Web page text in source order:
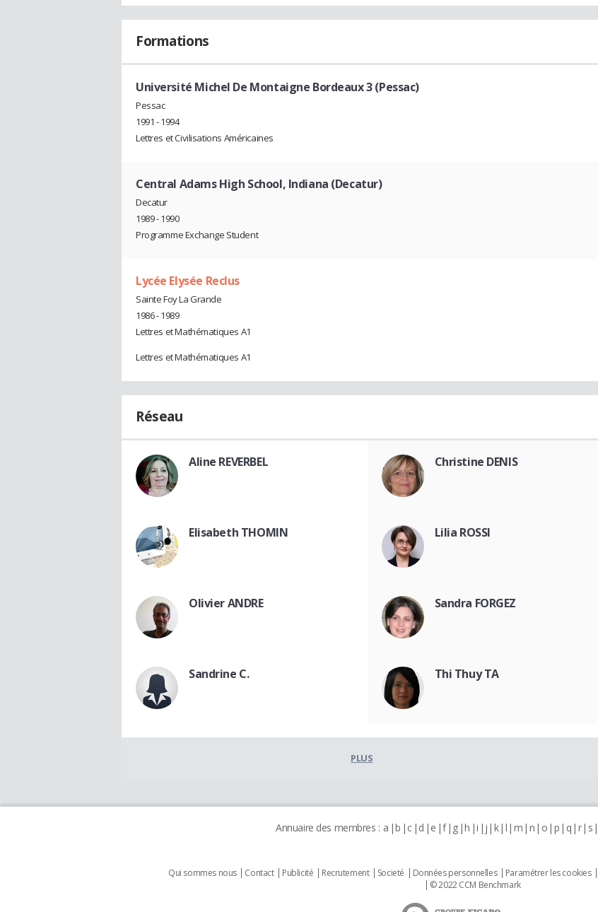
Formations
Université Michel De Montaigne Bordeaux 3 (Pessac)
Pessac
1991 - 1994
Lettres et Civilisations Américaines
Central Adams High School, Indiana (Decatur)
Decatur
1989 - 1990
Programme Exchange Student
Lycée Elysée Reclus
Sainte Foy La Grande
1986 - 1989
Lettres et Mathématiques A1
Lettres et Mathématiques A1
Réseau
Aline REVERBEL Christine DENIS
Elisabeth THOMIN Lilia ROSSI
Olivier ANDRE Sandra FORGEZ
Sandrine C. Thi Thuy TA
PLUS
Annuaire des membres : a b c d e f g h i j k l m n o p q r s
Qui sommes nous Contact Publicité Recrutement Societé Données personnelles Paramétrer les cookies
© 2022 CCM Benchmark